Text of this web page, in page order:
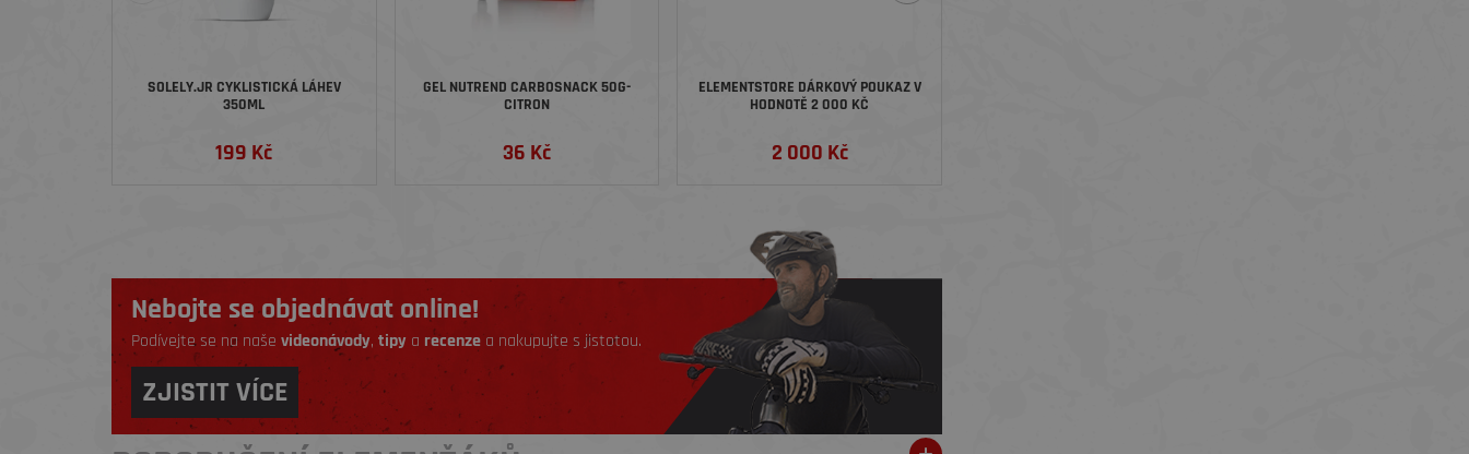
SOLELY.JR CYKLISTICKÁ LÁHEV
350ML
199 Kč
GEL NUTREND CARBOSNACK 50G-
CITRON
36 Kč
ELEMENTSTORE DÁRKOVÝ POUKAZ V
HODNOTĚ 2 000 KČ
2 000 Kč
Nebojte se objednávat online!
Podívejte se na naše videonávody, tipy a recenze a nakupujte s jistotou.
ZJISTIT VÍCE